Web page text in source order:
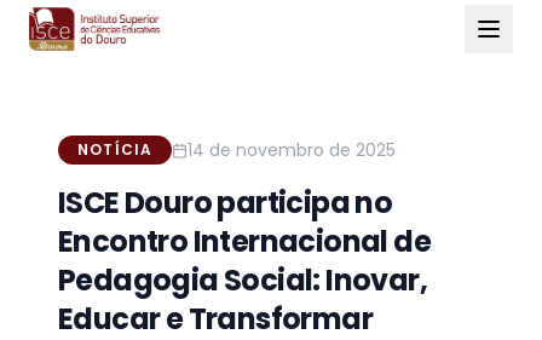
NOTÍCIA 14 de novembro de 2025
ISCE Douro participa no
Encontro Internacional de
Pedagogia Social: Inovar,
Educar e Transformar